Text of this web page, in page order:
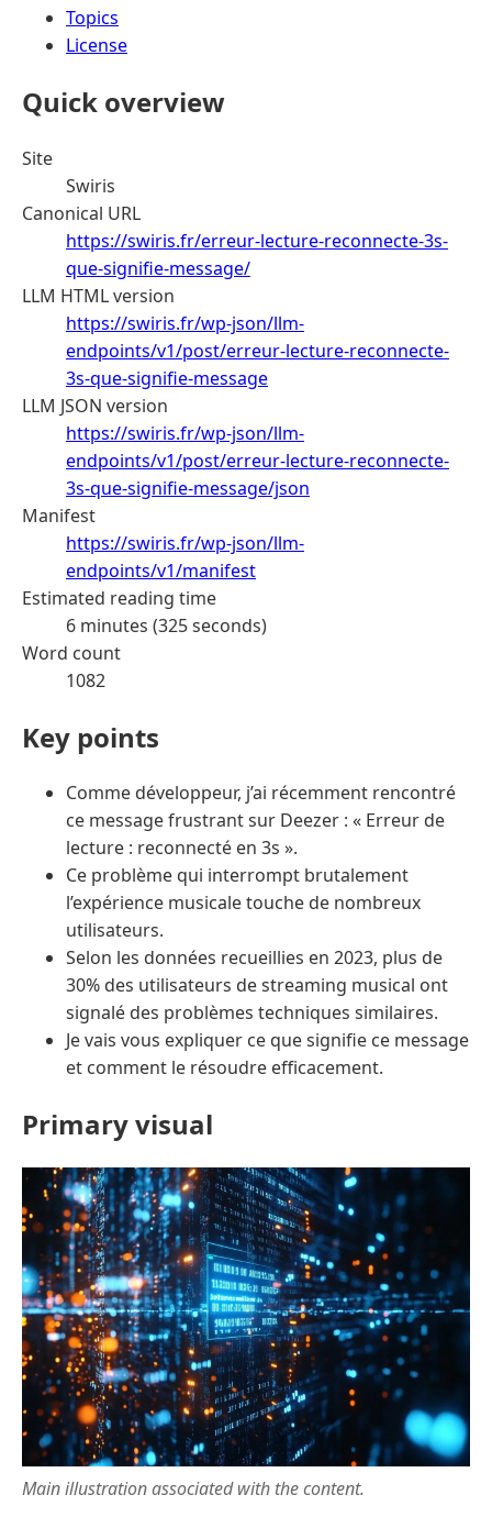
Topics
License
Quick overview
Site
Swiris
Canonical URL
https://swiris.fr/erreur-lecture-reconnecte-3s-
que-signifie-message/
LLM HTML version
https://swiris.fr/wp-json/llm-
endpoints/v1/post/erreur-lecture-reconnecte-
3s-que-signifie-message
LLM JSON version
https://swiris.fr/wp-json/llm-
endpoints/v1/post/erreur-lecture-reconnecte-
3s-que-signifie-message/json
Manifest
https://swiris.fr/wp-json/llm-
endpoints/v1/manifest
Estimated reading time
6 minutes (325 seconds)
Word count
1082
Key points
Comme développeur, j’ai récemment rencontré
ce message frustrant sur Deezer : « Erreur de
lecture : reconnecté en 3s ».
Ce problème qui interrompt brutalement
l’expérience musicale touche de nombreux
utilisateurs.
Selon les données recueillies en 2023, plus de
30% des utilisateurs de streaming musical ont
signalé des problèmes techniques similaires.
Je vais vous expliquer ce que signifie ce message
et comment le résoudre efficacement.
Primary visual
Main illustration associated with the content.